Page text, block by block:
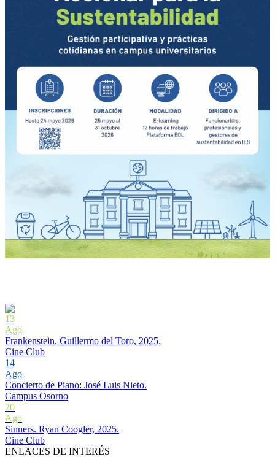
13
Ago
Frankenstein. Guillermo del Toro, 2025.
Cine Club
14
Ago
Concierto de Piano: José Luis Nieto.
Campus Osorno
20
Ago
Sinners. Ryan Coogler, 2025.
Cine Club
ENLACES DE INTERÉS